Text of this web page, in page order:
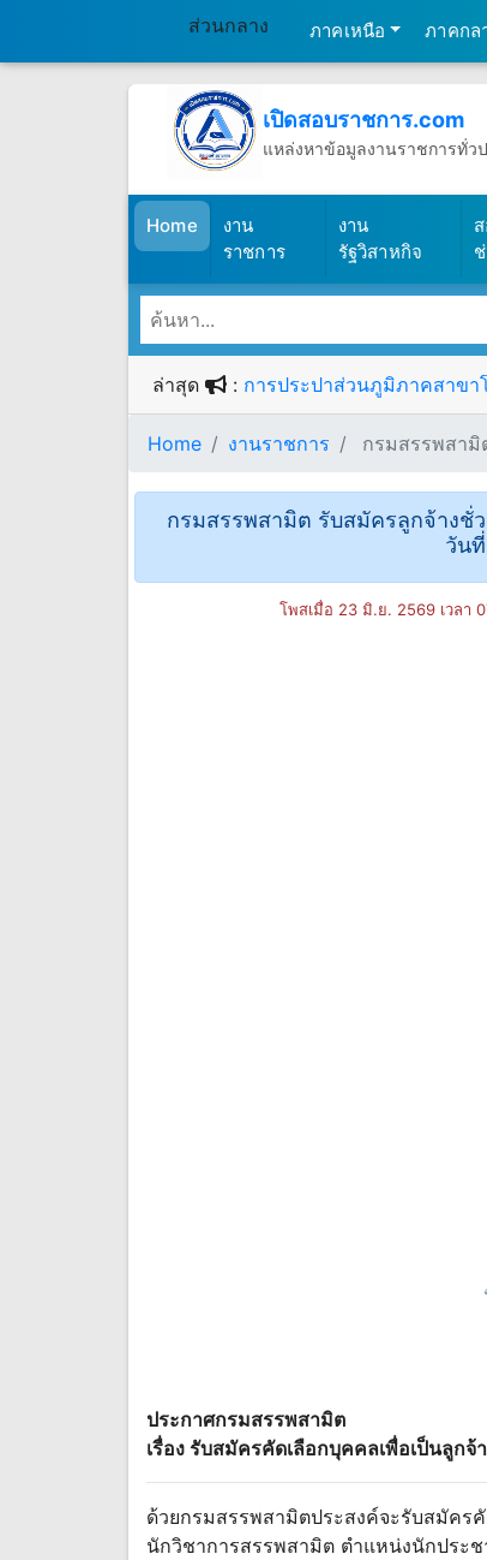
ส่วนกลาง ภาคเหนือ ภาคกล
เปิดสอบราชการ.com
แหล่งหาข้อมูลงานราชการทั่ว
Home(เปิดสอบราชการ)
งาน
ราชการ
งาน
รัฐวิสาหกิจ
ล่าสุด : การประปาส่วนภูมิภาคสาข
Home งานราชการ กรมสรรพสามิ
กรมสรรพสามิต รับสมัครลูกจ้างชั่
วัน
โพสเมื่อ 23 มิ.ย. 2569 เวลา
ประกาศกรมสรรพสามิต
เรื่อง รับสมัครคัดเลือกบุคคลเพื่อเป็นลูกจ้
ด้วยกรมสรรพสามิตประสงค์จะรับสมัคร
นักวิชาการสรรพสามิต ตำแหน่งนักประ